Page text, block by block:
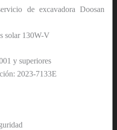
de excavadora Doosan
solar 130W-V
y superiores
2023-7133E